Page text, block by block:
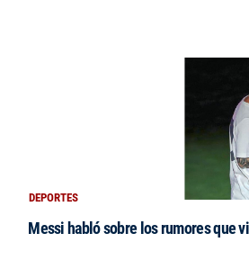
DEPORTES
Messi habló sobre los rumores que